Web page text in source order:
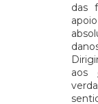
das
aos